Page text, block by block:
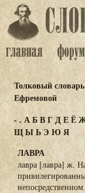
Толковый
Ефремовой
- . АБВГДЕЁ
ЩЫЬЭ ЮЯ
ЛАВРА
лавра [лавра] ж.